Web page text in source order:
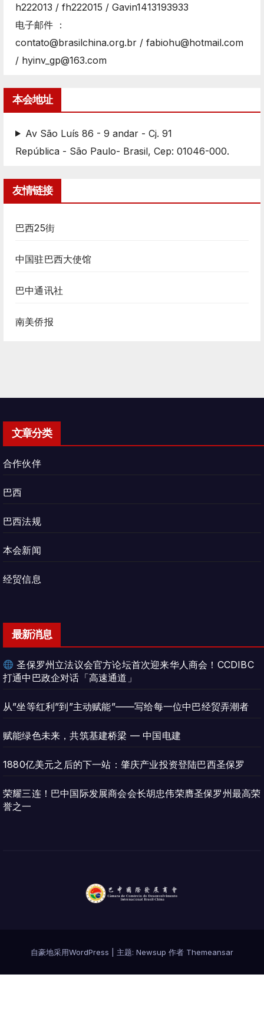
h222013 / fh222015 / Gavin1413193933
电子邮件 ：
contato@brasilchina.org.br / fabiohu@hotmail.com
/ hyinv_gp@163.com
本会地址
Av São Luís 86 - 9 andar - Cj. 91
República - São Paulo- Brasil, Cep: 01046-000.
友情链接
巴西25街
中国驻巴西大使馆
巴中通讯社
南美侨报
文章分类
合作伙伴
巴西
巴西法规
本会新闻
经贸信息
最新消息
圣保罗州立法议会官方论坛首次迎来华人商会！CCDIBC
打通中巴政企对话「高速通道」
从”坐等红利”到”主动赋能”——写给每一位中巴经贸弄潮者
赋能绿色未来，共筑基建桥梁 — 中国电建
1880亿美元之后的下一站：肇庆产业投资登陆巴西圣保罗
荣耀三连！巴中国际发展商会会长胡忠伟荣膺圣保罗州最高荣
誉之一
自豪地采用WordPress 主题: Newsup 作者 Themeansar